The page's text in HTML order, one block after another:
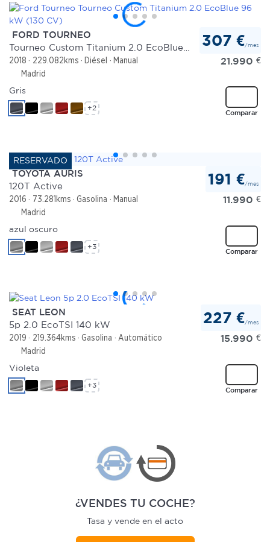
FORD TOURNEO
Tourneo Custom Titanium 2.0 EcoBlue 96 kW (130 CV)
2018 229.082kms Diésel
Manual
Madrid
307 €/mes
21.990 €
Comparar
Gris
+2
TOYOTA AURIS
120T Active
2016 73.281kms Gasolina
Manual
Madrid
191 €/mes
11.990 €
Comparar
azul oscuro
+3
SEAT LEON
5p 2.0 EcoTSI 140 kW
2019 219.364kms Gasolina
Automático
Madrid
227 €/mes
15.990 €
Comparar
Violeta
+3
¿VENDES TU COCHE?
Tasa y vende en el acto